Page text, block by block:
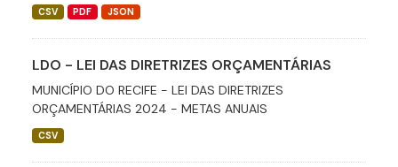
CSV PDF JSON
LDO - LEI DAS DIRETRIZES ORÇAMENTÁRIAS
MUNICÍPIO DO RECIFE - LEI DAS DIRETRIZES
ORÇAMENTÁRIAS 2024 - METAS ANUAIS
CSV